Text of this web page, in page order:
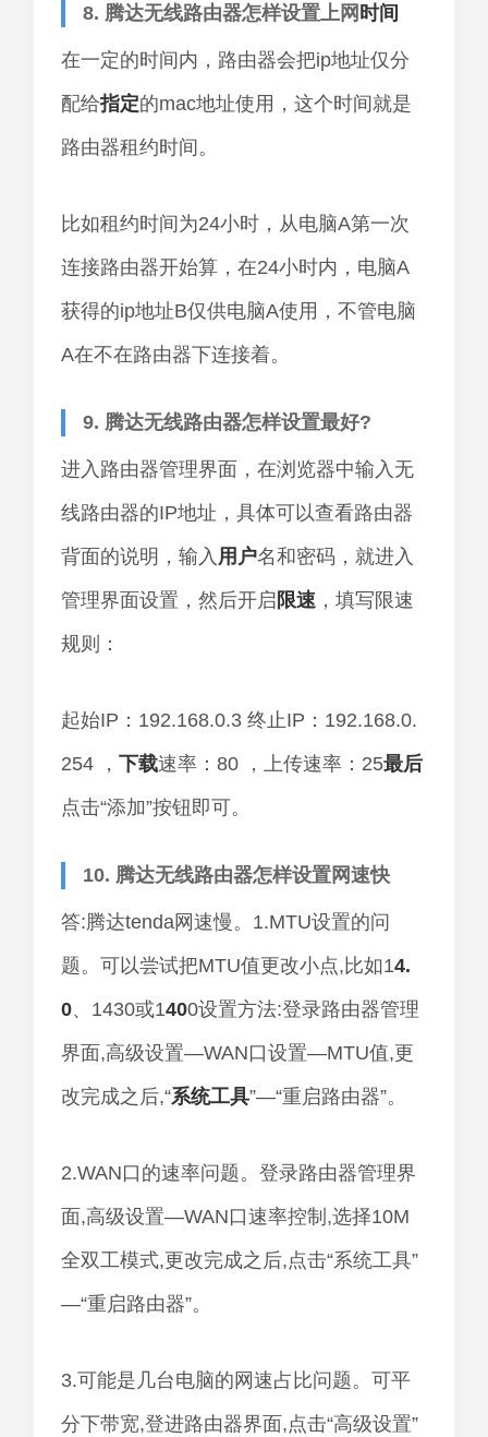
8. 腾达无线路由器怎样设置上网 时间
在一定的时间内，路由器会把ip地址仅分
配给指定的mac地址使用，这个时间就是
路由器租约时间。
比如租约时间为24小时，从电脑A第一次
连接路由器开始算，在24小时内，电脑A
获得的ip地址B仅供电脑A使用，不管电脑
A在不在路由器下连接着。
9. 腾达无线路由器怎样设置最好?
进入路由器管理界面，在浏览器中输入无
线路由器的IP地址，具体可以查看路由器
背面的说明，输入 用户名和密码，就进入
管理界面设置，然后开启 限速 ，填写限速
规则：
起始IP：192.168.0.3 终止IP：192.168.0.
254 ， 下载速率：80 ，上传速率：25最后
点击“添加”按钮即可。
10. 腾达无线路由器怎样设置网速快
答:腾达tenda网速慢。1.MTU设置的问
题。可以尝试把MTU值更改小点,比如14.
0、1430或1400设置方法:登录路由器管理
界面,高级设置—WAN口设置—MTU值,更
改完成之后,“系统工具”—“重启路由器”。
2.WAN口的速率问题。登录路由器管理界
面,高级设置—WAN口速率控制,选择10M
全双工模式,更改完成之后,点击“系统工具”
—“重启路由器”。
3.可能是几台电脑的网速占比问题。可平
分下带宽,登进路由器界面,点击“高级设置”